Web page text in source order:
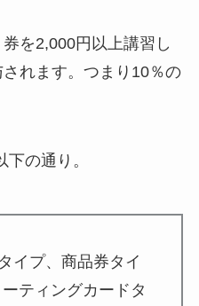
を2,000円以上講習し
れます。つまり10％の
の通り。
イプ、商品券タイ
ティングカードタ